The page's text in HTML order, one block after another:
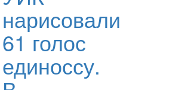
нарисовали
61 голос
единоссу.